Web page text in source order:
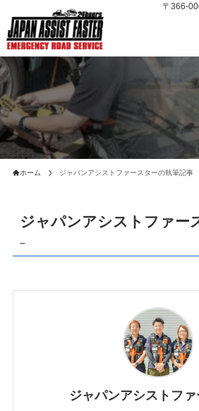
〒366-
ホーム ジャパンアシストファースターの執筆記事
ジャパンアシストファー
–
ジャパンアシストフ